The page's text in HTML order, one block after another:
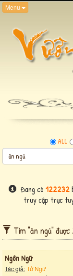
Menu
ALL
Đang có 122232
truy cập trực
Tìm "ăn ngủ"
Ngôn Ngữ
Tác giả: Tử Ngữ